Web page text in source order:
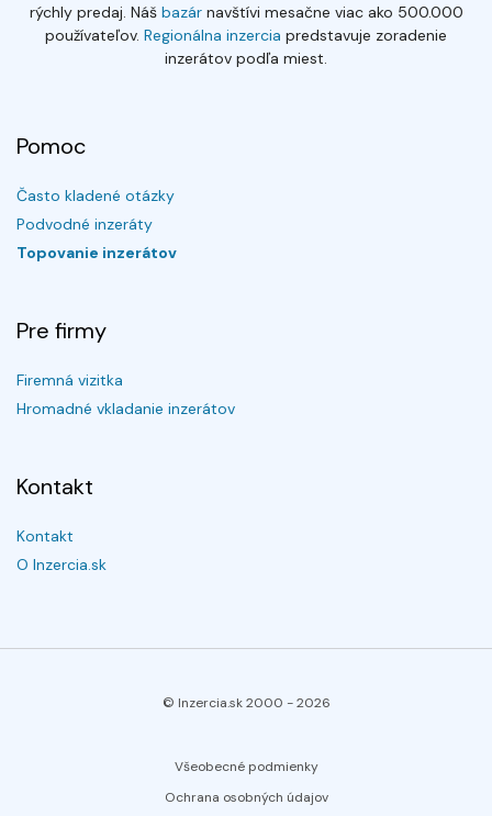
rýchly predaj. Náš bazárnavštívi mesačne viac ako 500.000
používateľov. Regionálna inzercia predstavuje zoradenie
inzerátov podľa miest.
Pomoc
Často kladené otázky
Podvodné inzeráty
Topovanie inzerátov
Pre firmy
Firemná vizitka
Hromadné vkladanie inzerátov
Kontakt
Kontakt
O Inzercia.sk
© Inzercia.sk 2000 -2026
Všeobecné podmienky
Ochrana osobných údajov